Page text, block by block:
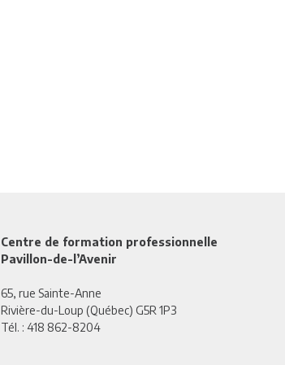
Centre de formation professionnelle
Pavillon-de-l’Avenir
65, rue Sainte-Anne
Rivière-du-Loup (Québec) G5R 1P3
Tél. : 418 862-8204